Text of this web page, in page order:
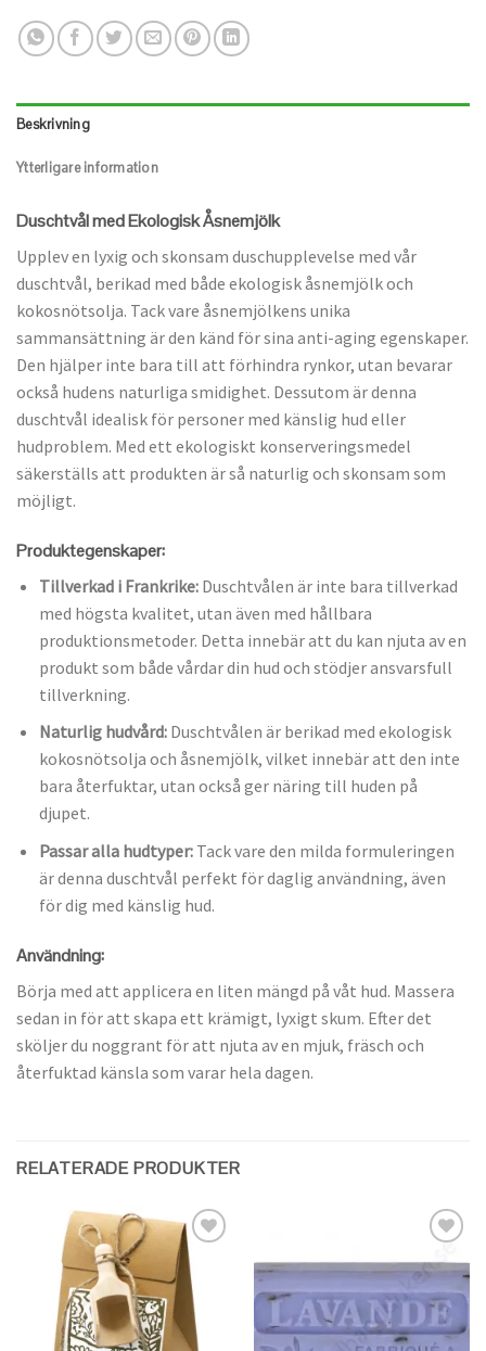
Beskrivning
Ytterligare information
Duschtvål med Ekologisk Åsnemjölk
Upplev en lyxig och skonsam duschupplevelse med vår
duschtvål, berikad med både ekologisk åsnemjölk och
kokosnötsolja. Tack vare åsnemjölkens unika
sammansättning är den känd för sina anti-aging egenskaper.
Den hjälper inte bara till att förhindra rynkor, utan bevarar
också hudens naturliga smidighet. Dessutom är denna
duschtvål idealisk för personer med känslig hud eller
hudproblem. Med ett ekologiskt konserveringsmedel
säkerställs att produkten är så naturlig och skonsam som
möjligt.
Produktegenskaper:
Tillverkad i Frankrike:Duschtvålen är inte bara tillverkad
med högsta kvalitet, utan även med hållbara
produktionsmetoder. Detta innebär att du kan njuta av en
produkt som både vårdar din hud och stödjer ansvarsfull
tillverkning.
Naturlig hudvård:Duschtvålen är berikad med ekologisk
kokosnötsolja och åsnemjölk, vilket innebär att den inte
bara återfuktar, utan också ger näring till huden på
djupet.
Passar alla hudtyper:Tack vare den milda formuleringen
är denna duschtvål perfekt för daglig användning, även
för dig med känslig hud.
Användning:
Börja med att applicera en liten mängd på våt hud. Massera
sedan in för att skapa ett krämigt, lyxigt skum. Efter det
sköljer du noggrant för att njuta av en mjuk, fräsch och
återfuktad känsla som varar hela dagen.
RELATERADE PRODUKTER
till i
önskelistan
Lägg
till i
önskelistan